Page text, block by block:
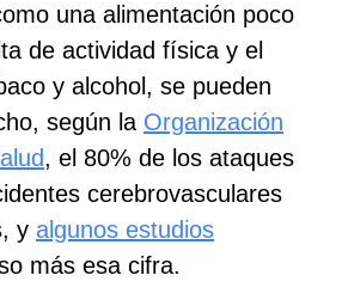
una alimentación poco
de actividad física y el
y alcohol, se pueden
según la Organización
, el 80% de los ataques
cerebrovasculares
y algunos estudios
más esa cifra.